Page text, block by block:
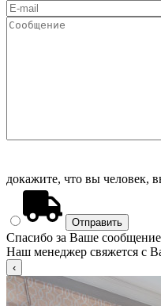
докажите, что вы человек,
Спасибо за Ваше
Наш менеджер свяжется с